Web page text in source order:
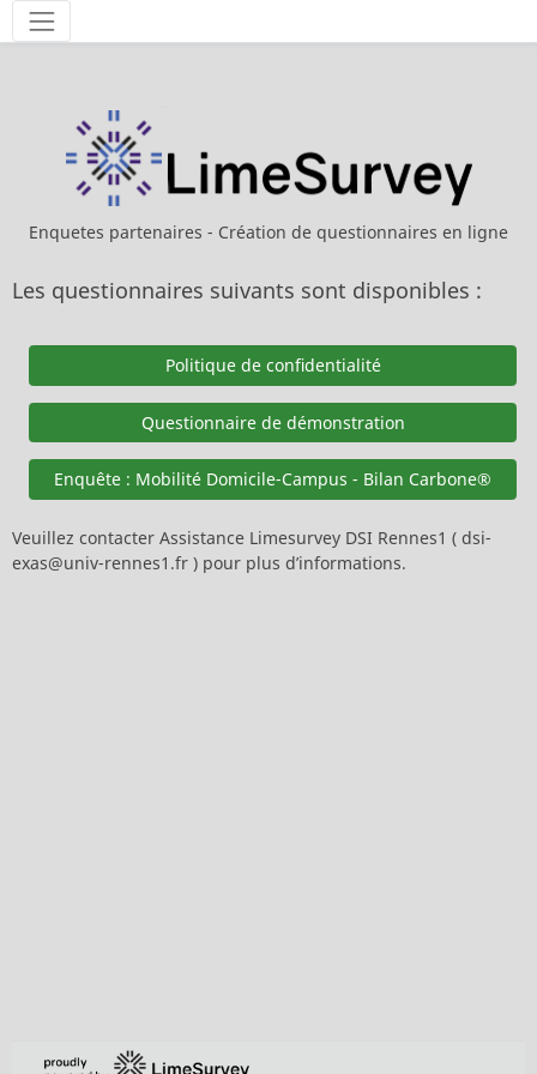
Outils
Enquetes partenaires - Création de questionnaires en ligne
Les questionnaires suivants sont disponibles :
Politique de confidentialité
Questionnaire de démonstration
Enquête : Mobilité Domicile-Campus - Bilan Carbone®
Veuillez contacter Assistance Limesurvey DSI Rennes1 ( dsi-
exas@univ-rennes1.fr ) pour plus d’informations.